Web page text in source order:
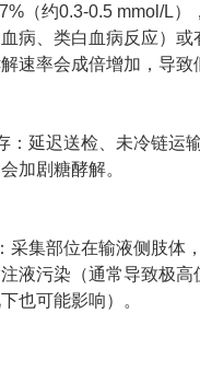
（约0.3-0.5 mmol/L）
病、类白血病反应）或
速率会成倍增加，导致
：延迟送检、未冷链运
加剧糖酵解。
采集部位在输液侧肢体
液污染（通常导致极高
也可能影响）。